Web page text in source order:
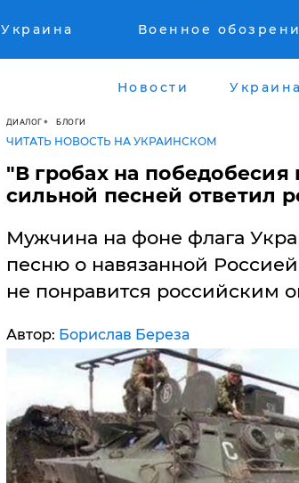
Украина Военное
Новости Украина
ДИАЛОГ БЛОГИ
ЧИТАТЬ НОВОСТЬ НА УКРАИНСКОМ
"В гробах на победобесия
сильной песней ответил
Мужчина на фоне флага
песню о навязанной
не понравится российским
Автор: Борислав Береза